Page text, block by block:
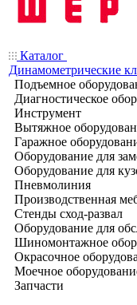
Каталог
Динамометрические
Подъемное
Диагностическое
Инструмент
Вытяжное
Гаражное
Оборудование для
Оборудование для
Пневмолиния
Производственная
Стенды сход-развал
Оборудование для
Шиномонтажное
Окрасочное
Моечное
Запчасти